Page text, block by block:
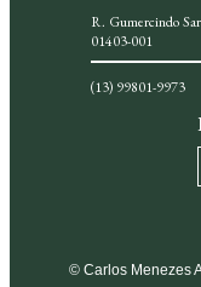
R. Gumercindo
01403-001
(13) 99801-9973
© Carlos Menezes